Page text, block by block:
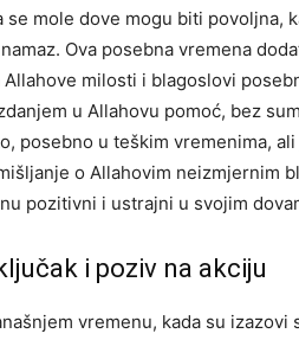
se mole dove mogu biti povoljna,
Ova posebna vremena
Allahove milosti i blagoslovi
u Allahovu pomoć, bez
posebno u teškim vremenima,
o Allahovim neizmjernim
pozitivni i ustrajni u svojim
i poziv na akciju
vremenu, kada su